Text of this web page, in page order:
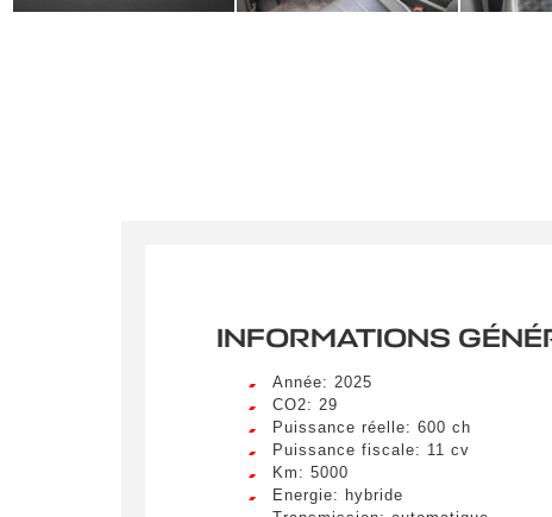
Créer
INFORMATIONS
Année: 2025
CO2: 29
Puissance réelle: 600 ch
Puissance fiscale: 11 cv
Km: 5000
Energie: hybride